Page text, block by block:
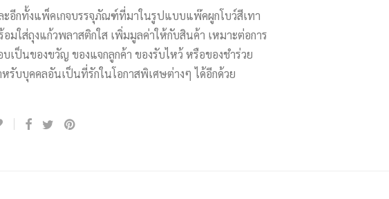
ะอีกทั้งแพ็คเกจบรรจุภัณฑ์ที่มาในรูปแบบแพ๊คผูกโบว์สีเทา
อมใส่ถุงแก้วพลาสติกใส เพิ่มมูลค่าให้กับสินค้า เหมาะต่อการ
บเป็นของขวัญ ของแจกลูกค้า ของรับไหว้ หรือของชำร่วย
หรับบุคคลอันเป็นที่รักในโอกาสพิเศษต่างๆ ได้อีกด้วย